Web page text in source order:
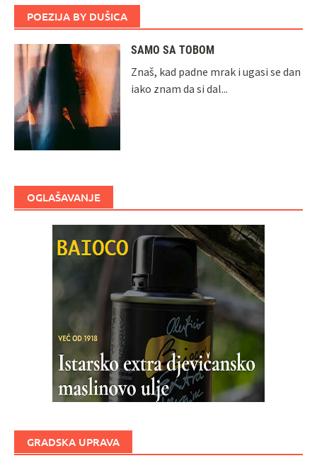
POEZIJA BY DUŠICA
SAMO SA TOBOM
Znaš, kad padne mrak i ugasi se dan
iako znam da si dal...
OGLAŠAVANJE
GRADSKA UPRAVA